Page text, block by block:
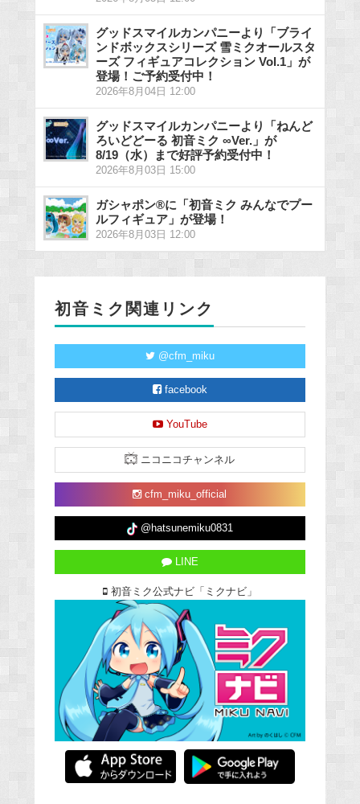
グッドスマイルカンパニーより「ブライ
ンドボックスシリーズ 雪ミクオールスタ
ーズ フィギュアコレクション Vol.1」が
登場！ご予約受付中！
2026年8月04日 12:00
グッドスマイルカンパニーより「ねんど
ろいどどーる 初音ミク ∞Ver.」が
8/19（水）まで好評予約受付中！
2026年8月03日 15:00
ガシャポン®に「初音ミク みんなでプー
ルフィギュア」が登場！
2026年8月03日 12:00
初音ミク関連リンク
@cfm_miku
facebook
YouTube
ニコニコチャンネル
cfm_miku_official
@hatsunemiku0831
LINE
初音ミク公式ナビ「ミクナビ」